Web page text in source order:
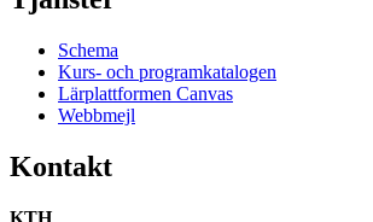
Schema
Kurs- och programkatalogen
Lärplattformen Canvas
Webbmejl
Kontakt
KTH